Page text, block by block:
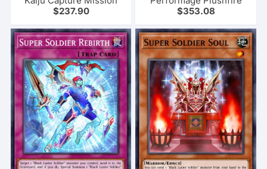
$237.90
$353.08